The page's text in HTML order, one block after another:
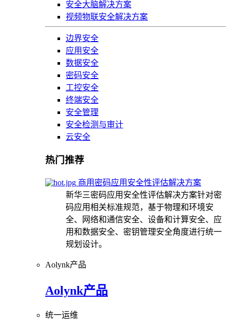
安全大脑解决方案
视频物联安全解决方案
边界安全
应用安全
数据安全
密码安全
工控安全
终端安全
安全管理
安全检测与审计
云安全
热门推荐
商用密码应用安全性评估解决方案
新华三密码应用安全性评估解决方案针对密
码应用相关标准规范，基于物理和环境安
全、网络和通信安全、设备和计算安全、应
用和数据安全、密钥管理安全角度进行统一
规划设计。
Aolynk产品
Aolynk产品
统一运维